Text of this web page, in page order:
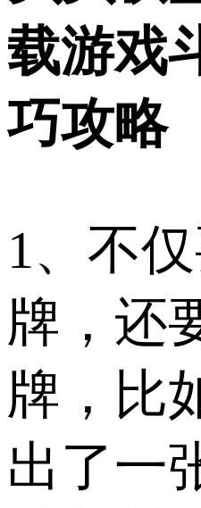
载游戏
巧攻略
1、不
牌，还
牌，比
出了一